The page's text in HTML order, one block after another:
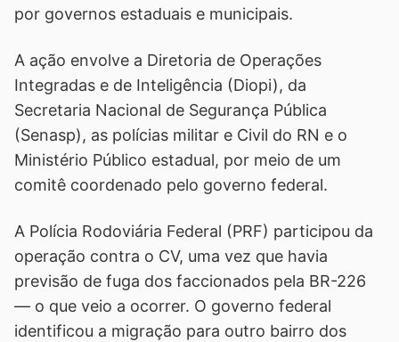
por governos estaduais e municipais.
A ação envolve a Diretoria de Operações
Integradas e de Inteligência (Diopi), da
Secretaria Nacional de Segurança Pública
(Senasp), as polícias militar e Civil do RN e o
Ministério Público estadual, por meio de um
comitê coordenado pelo governo federal.
A Polícia Rodoviária Federal (PRF) participou da
operação contra o CV, uma vez que havia
previsão de fuga dos faccionados pela BR-226
— o que veio a ocorrer. O governo federal
identificou a migração para outro bairro dos